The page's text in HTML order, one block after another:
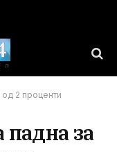
од 2 проценти
падна за